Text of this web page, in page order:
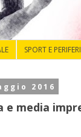
SPORT E
2016
e media